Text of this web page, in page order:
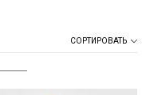
СОРТИРОВАТЬ